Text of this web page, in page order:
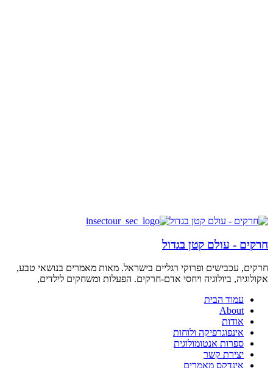
חרקים - עולם קטן בגדול
חרקים, עכבישים ופרוקי רגליים בישראל. מאות מאמרים בנושאי טבע,
אקולוגיה, ביולוגיה ויחסי אדם-חרקים. הפעלות ומשחקים לילדים,
עמוד הבית
About
אודות
אינפוגרפיקה ולוחות
ספרות אנטומולוגית
יצירת קשר
אינדקס מאמרים